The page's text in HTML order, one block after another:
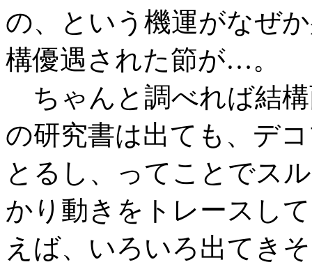
の、という機運がなぜ
構優遇された節が…。
ちゃんと調べれば結
の研究書は出ても、デ
とるし、ってことでス
かり動きをトレースし
えば、いろいろ出てき